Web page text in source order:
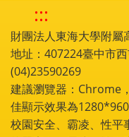
:::
財團法人東海大學附屬
地址：407224臺中市
(04)23590269
建議瀏覽器：Chrome
佳顯示效果為
校園安全、霸凌、性平